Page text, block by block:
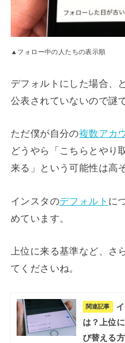
▲フォロー中の人たちの表示順
デフォルトにした場合、
公表されていないので謎
ただ僕が自分の複数アカ
どうやら「こちらとやり
来る」という可能性は高
インスタのデフォルト に
めています。
上位に来る基準など、さ
てくださいね。
関連記事
は？上位
び替える